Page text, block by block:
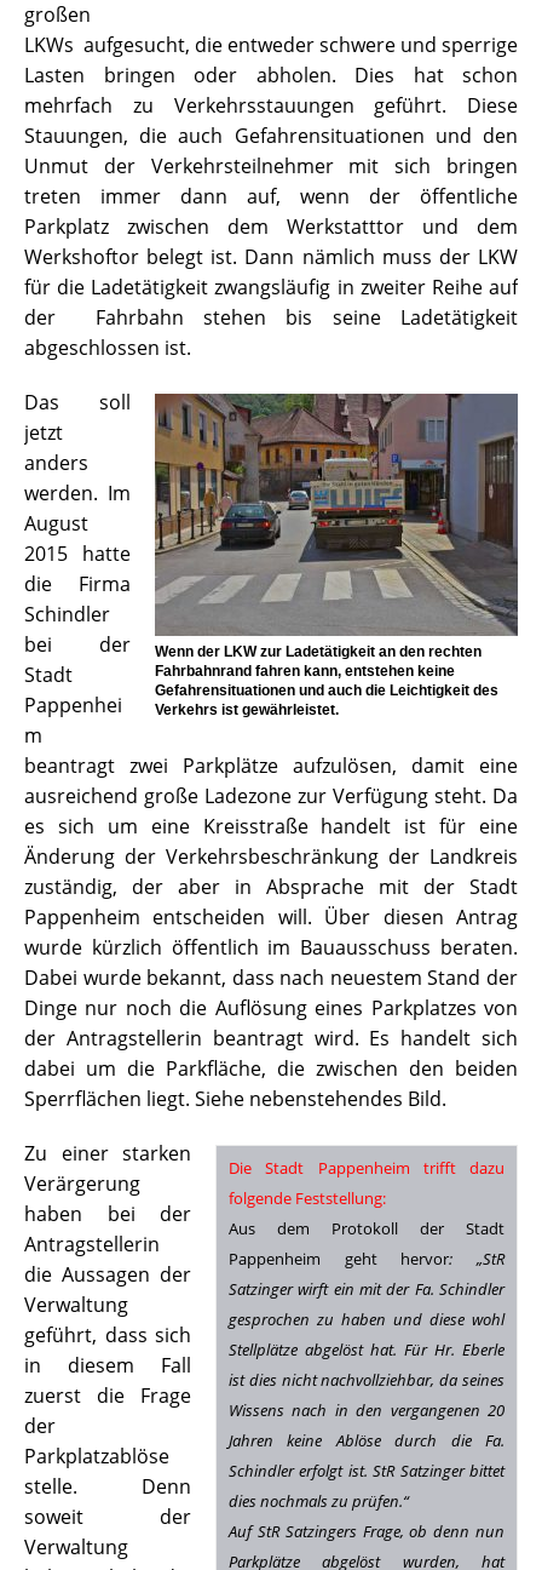
großen
LKWs aufgesucht, die entweder schwere und sperrige
Lasten bringen oder abholen. Dies hat schon
mehrfach zu Verkehrsstauungen geführt. Diese
Stauungen, die auch Gefahrensituationen und den
Unmut der Verkehrsteilnehmer mit sich bringen
treten immer dann auf, wenn der öffentliche
Parkplatz zwischen dem Werkstatttor und dem
Werkshoftor belegt ist. Dann nämlich muss der LKW
für die Ladetätigkeit zwangsläufig in zweiter Reihe auf
der Fahrbahn stehen bis seine Ladetätigkeit
abgeschlossen ist.
Wenn der LKW zur Ladetätigkeit an den rechten
Fahrbahnrand fahren kann, entstehen keine
Gefahrensituationen und auch die Leichtigkeit des
Verkehrs ist gewährleistet.
Das soll
jetzt
anders
werden. Im
August
2015 hatte
die Firma
Schindler
bei der
Stadt
Pappenhei
m
beantragt zwei Parkplätze aufzulösen, damit eine
ausreichend große Ladezone zur Verfügung steht. Da
es sich um eine Kreisstraße handelt ist für eine
Änderung der Verkehrsbeschränkung der Landkreis
zuständig, der aber in Absprache mit der Stadt
Pappenheim entscheiden will. Über diesen Antrag
wurde kürzlich öffentlich im Bauausschuss beraten.
Dabei wurde bekannt, dass nach neuestem Stand der
Dinge nur noch die Auflösung eines Parkplatzes von
der Antragstellerin beantragt wird. Es handelt sich
dabei um die Parkfläche, die zwischen den beiden
Sperrflächen liegt. Siehe nebenstehendes Bild.
Die Stadt Pappenheim trifft dazu
folgende Feststellung:
Aus dem Protokoll der Stadt
Pappenheim geht hervor: „StR
Satzinger wirft ein mit der Fa. Schindler
gesprochen zu haben und diese wohl
Stellplätze abgelöst hat. Für Hr. Eberle
ist dies nicht nachvollziehbar, da seines
Wissens nach in den vergangenen 20
Jahren keine Ablöse durch die Fa.
Schindler erfolgt ist. StR Satzinger bittet
dies nochmals zu prüfen.“
Auf StR Satzingers Frage, ob denn nun
Parkplätze abgelöst wurden, hat
Zu einer starken
Verärgerung
haben bei der
Antragstellerin
die Aussagen der
Verwaltung
geführt, dass sich
in diesem Fall
zuerst die Frage
der
Parkplatzablöse
stelle. Denn
soweit der
Verwaltung